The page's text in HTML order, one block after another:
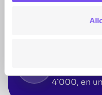
personnel.
Recevez
4’000, en